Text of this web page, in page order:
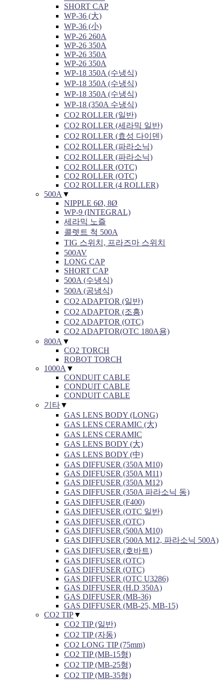
SHORT CAP
WP-36 (大)
WP-36 (小)
WP-26 260A
WP-26 350A
WP-26 350A
WP-26 350A
WP-18 350A (수냉식)
WP-18 350A (수냉식)
WP-18 350A (수냉식)
WP-18 (350A 수냉식)
CO2 ROLLER (일반)
CO2 ROLLER (세라믹 일반)
CO2 ROLLER (효성 다이덴)
CO2 ROLLER (파라소닉)
CO2 ROLLER (파라소닉)
CO2 ROLLER (OTC)
CO2 ROLLER (OTC)
CO2 ROLLER (4 ROLLER)
500A ▼
NIPPLE 6Ø, 8Ø
WP-9 (INTEGRAL)
세라믹 노즐
콜렛트 척 500A
TIG 스위치, 프라즈마 스위치
500AV
LONG CAP
SHORT CAP
500A (수냉식)
500A (공냉식)
CO2 ADAPTOR (일반)
CO2 ADAPTOR (조흥)
CO2 ADAPTOR (OTC)
CO2 ADAPTOR(OTC 180A용)
800A ▼
CO2 TORCH
ROBOT TORCH
1000A ▼
CONDUIT CABLE
CONDUIT CABLE
CONDUIT CABLE
기타▼
GAS LENS BODY (LONG)
GAS LENS CERAMIC (大)
GAS LENS CERAMIC
GAS LENS BODY (大)
GAS LENS BODY (中)
GAS DIFFUSER (350A M10)
GAS DIFFUSER (350A M11)
GAS DIFFUSER (350A M12)
GAS DIFFUSER (350A 파라소닉 동)
GAS DIFFUSER (F400)
GAS DIFFUSER (OTC 일반)
GAS DIFFUSER (OTC)
GAS DIFFUSER (500A M10)
GAS DIFFUSER (500A M12, 파라소닉 500A)
GAS DIFFUSER (호바트)
GAS DIFFUSER (OTC)
GAS DIFFUSER (OTC)
GAS DIFFUSER (OTC U3286)
GAS DIFFUSER (H.D 350A)
GAS DIFFUSER (MB-36)
GAS DIFFUSER (MB-25, MB-15)
CO2 TIP▼
CO2 TIP (일반)
CO2 TIP (자동)
CO2 LONG TIP (75mm)
CO2 TIP (MB-15형)
CO2 TIP (MB-25형)
CO2 TIP (MB-35형)